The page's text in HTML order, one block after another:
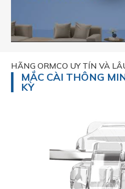
HÃNG ORMCO UY TÍN VÀ
MẮC CÀI THÔNG
KỲ